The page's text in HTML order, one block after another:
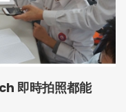
即時拍照都能